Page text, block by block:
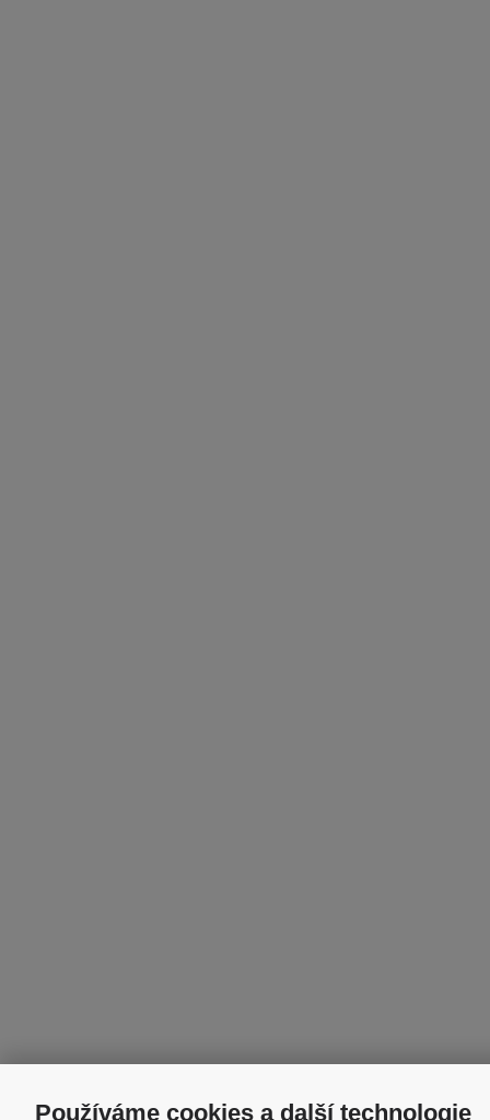
Používáme cookies a další technologie